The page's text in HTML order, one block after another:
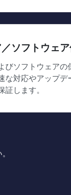
ソフトウェ
びソフトウェアの
な対応やアップデ
証します。